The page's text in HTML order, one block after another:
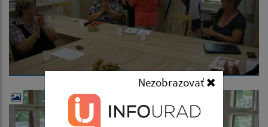
Nezobrazovať